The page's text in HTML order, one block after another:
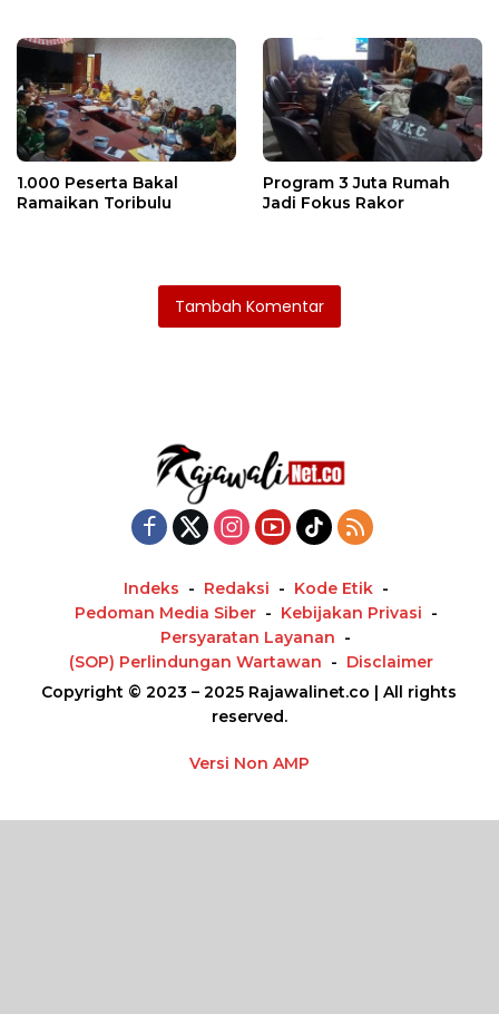
1.000 Peserta Bakal
Ramaikan Toribulu
Program 3 Juta Rumah
Jadi Fokus Rakor
Tambah Komentar
Indeks Redaksi
Kode Etik
Pedoman Media Siber
Kebijakan Privasi
Persyaratan Layanan
(SOP) Perlindungan Wartawan
Disclaimer
Copyright © 2023 – 2025 Rajawalinet.co | All rights
reserved.
Versi Non AMP